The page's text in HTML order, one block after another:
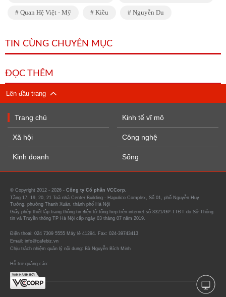
Quan Hệ Việt - Mỹ Kiều Nguyễn Du
TIN CÙNG CHUYÊN MỤC
ĐỌC THÊM
Lên đầu trang
Trang chủ
Xã hội
Kinh doanh
Kinh tế vĩ mô
Công nghệ
Sống
© Copyright 2012 - 2026 - Công ty Cổ phần VCCorp.
Tầng 17, 19, 20, 21 Toà nhà Center Building - Hapulico Complex, Số 01, phố Nguyễn Huy
Tưởng, phường Thanh Xuân, thành phố Hà Nội
Giấy phép thiết lập trang thông tin điện tử tổng hợp trên internet số 3321/GP-TTĐT do Sở Thông
tin và Truyền thông TP Hà Nội cấp ngày 03 tháng 07 năm 2019.
Điện thoại: 024 7309 5555 Máy lẻ 41294. Fax: 024-39743413
Email: info@cafebiz.vn
Chịu trách nhiệm quản lý nội dung: Bà Nguyễn Bích Minh
Hỗ trợ quảng cáo: